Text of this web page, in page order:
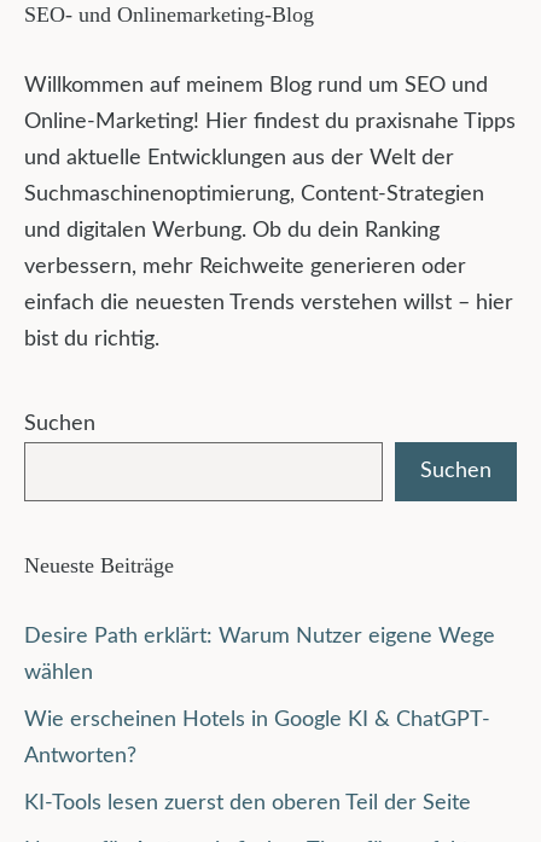
SEO- und Onlinemarketing-Blog
Willkommen auf meinem Blog rund um SEO und
Online-Marketing! Hier findest du praxisnahe Tipps
und aktuelle Entwicklungen aus der Welt der
Suchmaschinenoptimierung, Content-Strategien
und digitalen Werbung. Ob du dein Ranking
verbessern, mehr Reichweite generieren oder
einfach die neuesten Trends verstehen willst – hier
bist du richtig.
Suchen
Suchen
Neueste Beiträge
Desire Path erklärt: Warum Nutzer eigene Wege
wählen
Wie erscheinen Hotels in Google KI & ChatGPT-
Antworten?
KI-Tools lesen zuerst den oberen Teil der Seite